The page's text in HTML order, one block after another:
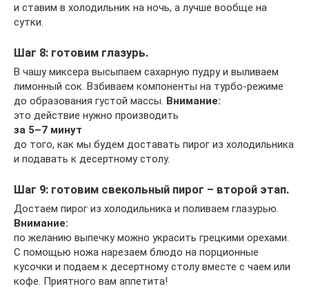
и ставим в холодильник на ночь, а лучше вообще на
сутки.
Шаг 8: готовим глазурь.
В чашу миксера высыпаем сахарную пудру и выливаем
лимонный сок. Взбиваем компоненты на турбо-режиме
до образования густой массы. Внимание:
это действие нужно производить
за 5–7 минут
до того, как мы будем доставать пирог из холодильника
и подавать к десертному столу.
Шаг 9: готовим свекольный пирог – второй этап.
Достаем пирог из холодильника и поливаем глазурью.
Внимание:
по желанию выпечку можно украсить грецкими орехами.
С помощью ножа нарезаем блюдо на порционные
кусочки и подаем к десертному столу вместе с чаем или
кофе. Приятного вам аппетита!